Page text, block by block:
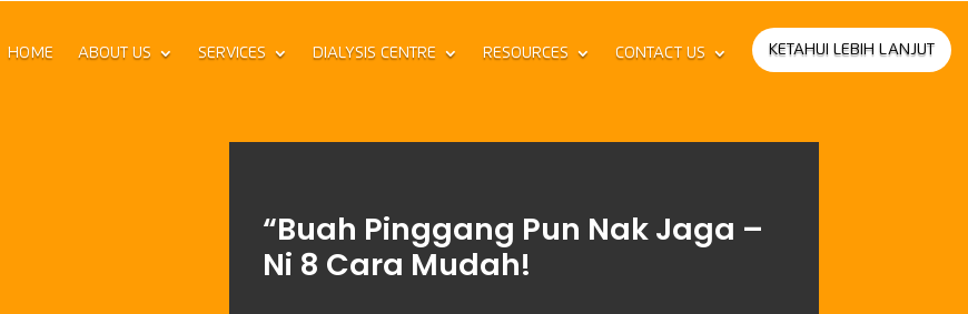
HOME ABOUT US SERVICES DIALYSIS CENTRE RESOURCES CONTACT US KETAHUI LEBIH LANJUT
“Buah Pinggang Pun Nak Jaga –
Ni 8 Cara Mudah!